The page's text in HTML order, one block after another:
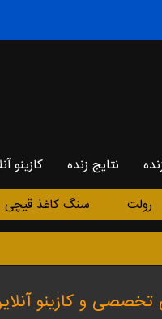
نتایج زنده کازینو
رولت سنگ کاغذ قیچی
و کازینو